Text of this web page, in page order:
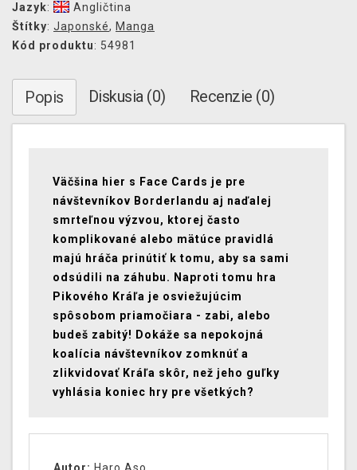
Jazyk:
Angličtina
Štítky: Japonské, Manga
Kód produktu: 54981
Popis Diskusia (0) Recenzie (0)
Väčšina hier s Face Cards je pre
návštevníkov Borderlandu aj naďalej
smrteľnou výzvou, ktorej často
komplikované alebo mätúce pravidlá
majú hráča prinútiť k tomu, aby sa sami
odsúdili na záhubu. Naproti tomu hra
Pikového Kráľa je osviežujúcim
spôsobom priamočiara - zabi, alebo
budeš zabitý! Dokáže sa nepokojná
koalícia návštevníkov zomknúť a
zlikvidovať Kráľa skôr, než jeho guľky
vyhlásia koniec hry pre všetkých?